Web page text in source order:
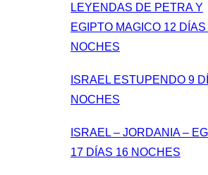
LEYENDAS DE PETRA Y
EGIPTO MAGICO 12 DÍAS
NOCHES
ISRAEL ESTUPENDO 9
NOCHES
ISRAEL – JORDANIA –
17 DÍAS 16 NOCHES